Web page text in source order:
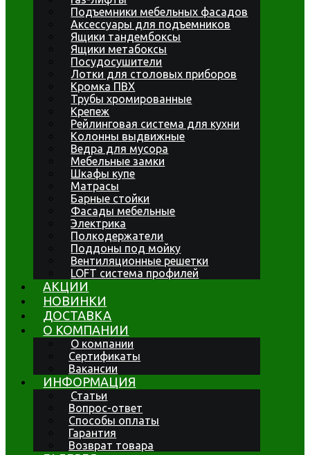
Подъемники мебельных фасадов
Аксессуары для подъемников
Ящики тандембоксы
Ящики метабоксы
Посудосушители
Лотки для столовых приборов
Кромка ПВХ
Трубы хромированные
Крепеж
Рейлинговая система для кухни
Колонны выдвижные
Ведра для мусора
Мебельные замки
Шкафы купе
Матрасы
Барные стойки
Фасады мебельные
Электрика
Полкодержатели
Поддоны под мойку
Вентиляционные решетки
LOFT система профилей
АКЦИИ
НОВИНКИ
ДОСТАВКА
О КОМПАНИИ
О компании
Сертификаты
Вакансии
ИНФОРМАЦИЯ
Статьи
Вопрос-ответ
Способы оплаты
Гарантия
Возврат товара